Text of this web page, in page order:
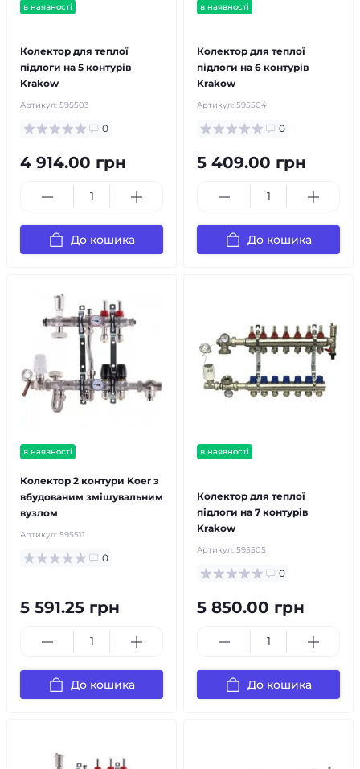
в наявності
Колектор для теплої
підлоги на 5 контурів
Krakow
Артикул: 595503
0
4 914.00 грн
До кошика
в наявності
Колектор для теплої
підлоги на 6 контурів
Krakow
Артикул: 595504
0
5 409.00 грн
До кошика
в наявності
Колектор 2 контури Koer з
вбудованим змішувальним
вузлом
Артикул: 595511
0
5 591.25 грн
До кошика
в наявності
Колектор для теплої
підлоги на 7 контурів
Krakow
Артикул: 595505
0
5 850.00 грн
До кошика